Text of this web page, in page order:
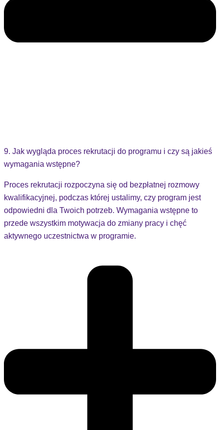
9. Jak wygląda proces rekrutacji do programu i czy są jakieś
wymagania wstępne?
Proces rekrutacji rozpoczyna się od bezpłatnej rozmowy
kwalifikacyjnej, podczas której ustalimy, czy program jest
odpowiedni dla Twoich potrzeb. Wymagania wstępne to
przede wszystkim motywacja do zmiany pracy i chęć
aktywnego uczestnictwa w programie.